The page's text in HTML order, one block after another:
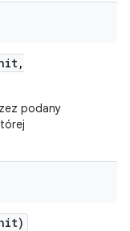
,
podany